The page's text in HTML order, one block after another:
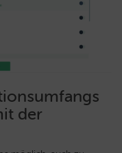
der